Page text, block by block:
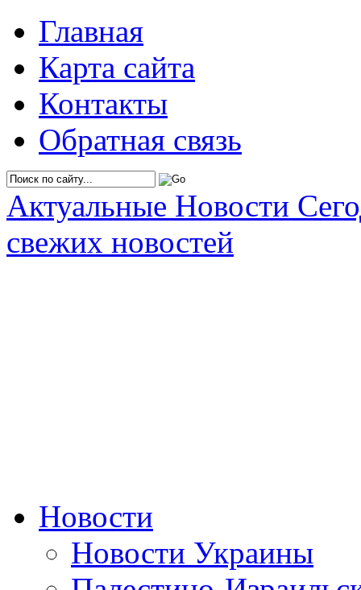
Главная
Карта сайта
Контакты
Обратная связь
Актуальные Новости
свежих новостей
Новости
Новости Украины